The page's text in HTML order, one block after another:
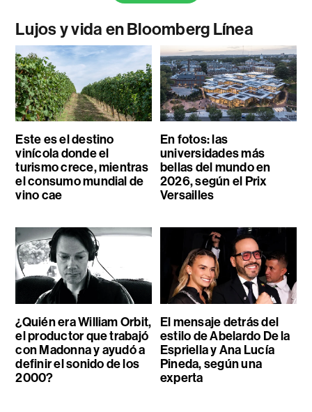
Lujos y vida en Bloomberg Línea
Este es el destino
vinícola donde el
turismo crece, mientras
el consumo mundial de
vino cae
En fotos: las
universidades más
bellas del mundo en
2026, según el Prix
Versailles
¿Quién era William Orbit,
el productor que trabajó
con Madonna y ayudó a
definir el sonido de los
2000?
El mensaje detrás del
estilo de Abelardo De la
Espriella y Ana Lucía
Pineda, según una
experta